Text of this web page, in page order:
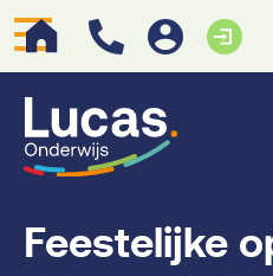
Feestelijke